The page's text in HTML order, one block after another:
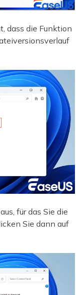
dass die Funktion
für das Sie die
Sie dann auf